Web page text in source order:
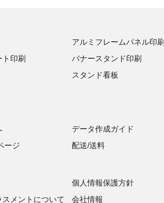
アルミフレームパネル印刷
印刷 バナースタンド印刷
スタンド看板
データ作成ガイド
ージ 配送/送料
個人情報保護方針
メントについて 会社情報